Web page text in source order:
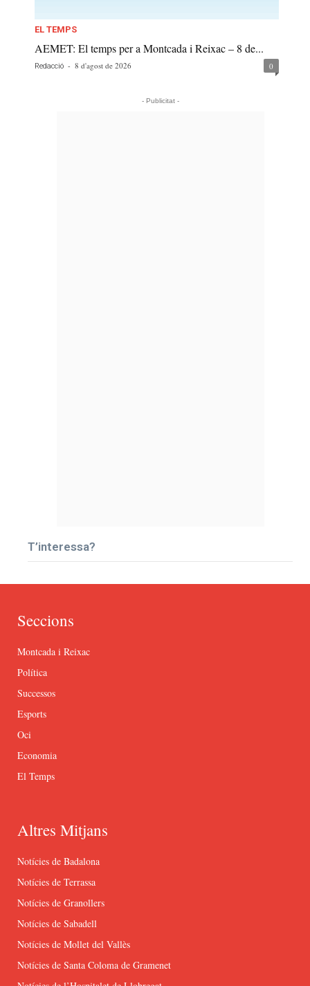
EL TEMPS
AEMET: El temps per a Montcada i Reixac – 8 de...
Redacció - 8 d'agost de 2026 0
- Publicitat -
T’interessa?
Seccions
Montcada i Reixac
Política
Successos
Esports
Oci
Economia
El Temps
Altres Mitjans
Notícies de Badalona
Notícies de Terrassa
Notícies de Granollers
Notícies de Sabadell
Notícies de Mollet del Vallès
Notícies de Santa Coloma de Gramenet